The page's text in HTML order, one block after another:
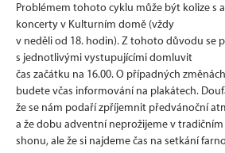
Problémem tohoto cyklu může být kolize s
koncerty v Kulturním domě (vždy
v neděli od 18. hodin). Z tohoto důvodu se
s jednotlivými vystupujícími domluvit
čas začátku na 16.00. O případných změnách
budete včas informování na plakátech.
že se nám podaří zpříjemnit předvánoční
a že dobu adventní neprožijeme v tradičním
shonu, ale že si najdeme čas na setkání